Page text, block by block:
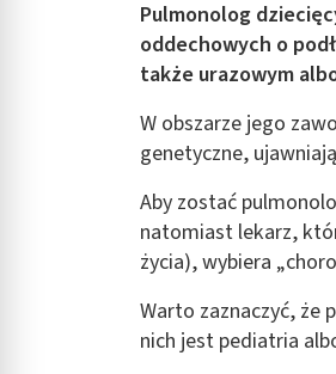
Pulmonolog
oddechowych o
także urazowym
W obszarze jego
genetyczne,
Aby zostać
natomiast lekarz,
życia), wybiera
Warto zaznaczyć, że
nich jest pediatria
Wykorzystywanie ograniczonych
Funkcje specjalne IAB:
Użycie dokładnych danych
Identyfikowanie urządzeń na
Wydajność (Performance)
Reklama / śledzenie